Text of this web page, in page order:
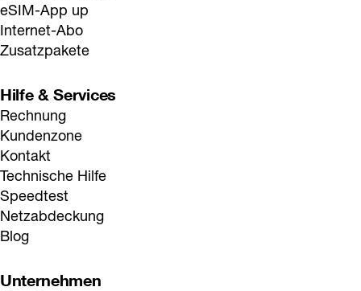
eSIM-App up
Internet-Abo
Zusatzpakete
Hilfe & Services
Rechnung
Kundenzone
Kontakt
Technische Hilfe
Speedtest
Netzabdeckung
Blog
Unternehmen